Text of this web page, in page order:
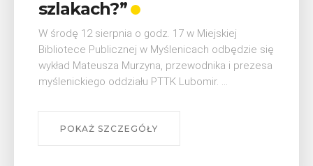
W ostatni weekend wakacji, czyli 29-30 sierpnia w
Myślenicach odbędzie się piąta edycja Turnieju
Myślimira. Wydarzenie organizowane przez
Muzeum Niepodległości w Myślenicach odbędzie
się na ...
POKAŻ SZCZEGÓŁY